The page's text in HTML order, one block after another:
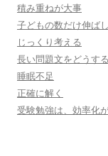
積み重ねが大事
子どもの数だけ伸ば
じっくり考える
長い問題文をどうす
睡眠不足
正確に解く
受験勉強は、効率化